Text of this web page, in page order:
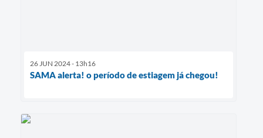
26 JUN 2024 - 13h16
SAMA alerta! o período de estiagem já chegou!